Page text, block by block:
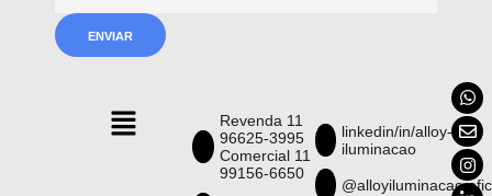
Revenda 11
96625-3995
Comercial 11
99156-6650
linkedin/in/alloy-
iluminacao